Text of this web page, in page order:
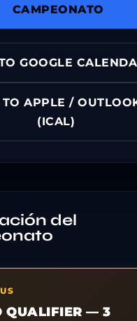
CAMPEONATO
GOOGLE
APPLE /
(ICAL)
del
QUALIFIER — 3